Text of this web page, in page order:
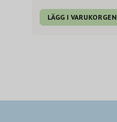
LÄGG I VARUKORGEN